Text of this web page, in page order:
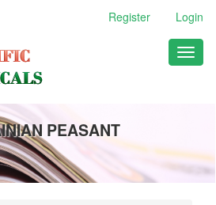
Register Login
PEASANT